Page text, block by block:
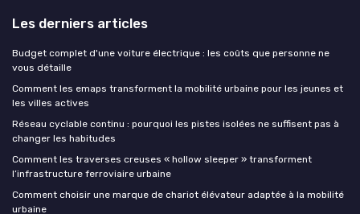
Les derniers articles
Budget complet d'une voiture électrique : les coûts que personne ne
vous détaille
Comment les emaps transforment la mobilité urbaine pour les jeunes et
les villes actives
Réseau cyclable continu : pourquoi les pistes isolées ne suffisent pas à
changer les habitudes
Comment les traverses creuses « hollow sleeper » transforment
l’infrastructure ferroviaire urbaine
Comment choisir une marque de chariot élévateur adaptée à la mobilité
urbaine